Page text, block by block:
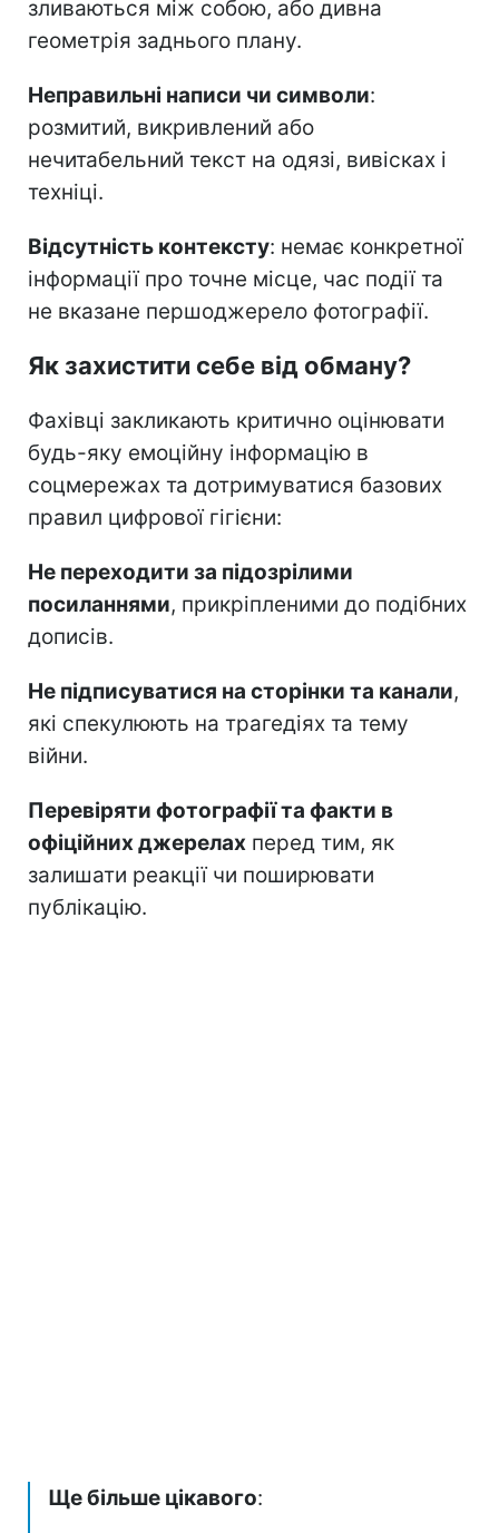
зливаються між собою, або дивна
геометрія заднього плану.
Неправильні написи чи символи:
розмитий, викривлений або
нечитабельний текст на одязі, вивісках і
техніці.
Відсутність контексту: немає конкретної
інформації про точне місце, час події та
не вказане першоджерело фотографії.
Як захистити себе від обману?
Фахівці закликають критично оцінювати
будь-яку емоційну інформацію в
соцмережах та дотримуватися базових
правил цифрової гігієни:
Не переходити за підозрілими
посиланнями, прикріпленими до подібних
дописів.
Не підписуватися на сторінки та канали,
які спекулюють на трагедіях та тему
війни.
Перевіряти фотографії та факти в
офіційних джерелах перед тим, як
залишати реакції чи поширювати
публікацію.
Ще більше цікавого: